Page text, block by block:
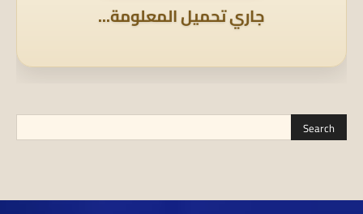
جاري تحميل المعلومة...